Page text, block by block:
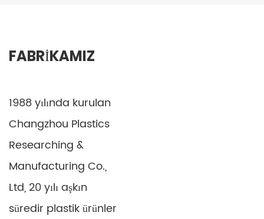
Gıda Sınıfı PVC Streç
Streç Film
Detay
FABRİKAMIZ
1988 yılında kurulan
Changzhou Plastics
Researching &
Manufacturing Co.,
Ltd, 20 yılı aşkın
süredir plastik ürünler